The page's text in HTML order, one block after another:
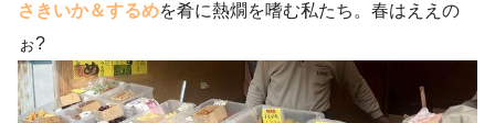
さきいか＆するめを肴に熱燗を嗜む私たち。春はええの
ぉ?